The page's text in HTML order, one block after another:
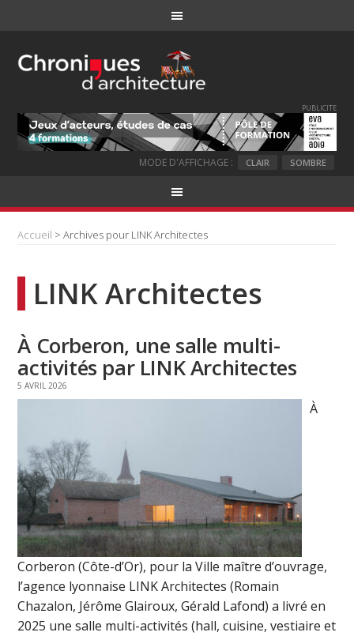
PUBLICITE
MODE D'AFFICHAGE : CLAIR SOMBRE
Accueil > Archives pour LINK Architectes
LINK Architectes
À Corberon, une salle multi-
activités par LINK Architectes
5 AVRIL 2026
À
Corberon (Côte-d’Or), pour la Ville maître d’ouvrage,
l’agence lyonnaise LINK Architectes (Romain
Chazalon, Jérôme Glairoux, Gérald Lafond) a livré en
2025 une salle multi-activités (hall, cuisine, vestiaire et